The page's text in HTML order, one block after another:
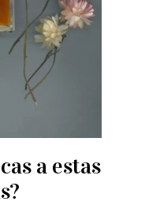
a estas